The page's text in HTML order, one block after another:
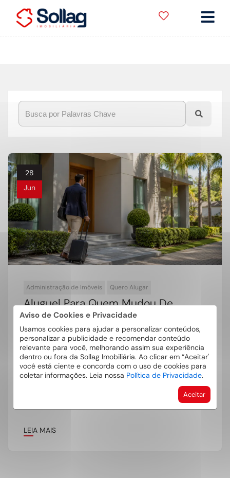
Início»Blog»aluguel para quem mudou de cidade
Aviso de Cookies e Privacidade
Usamos cookies para ajudar a personalizar conteúdos,
personalizar a publicidade e recomendar conteúdo
relevante para você, melhorando assim sua experiência
dentro ou fora da Sollag Imobiliária. Ao clicar em “Aceitar'
você está ciente e concorda com o uso de cookies para
coletar informações. Leia nossa Política de Privacidade.
Aceitar
28
Jun
Administração de Imóveis Quero Alugar
Aluguel Para Quem Mudou De
Cidade: Guia Para Morar Em
Vinhedo
O aluguel para quem mudou de cidade costuma
ser uma das primeiras preocupações de quem
chega a Vinhedo por causa […]
LEIA MAIS